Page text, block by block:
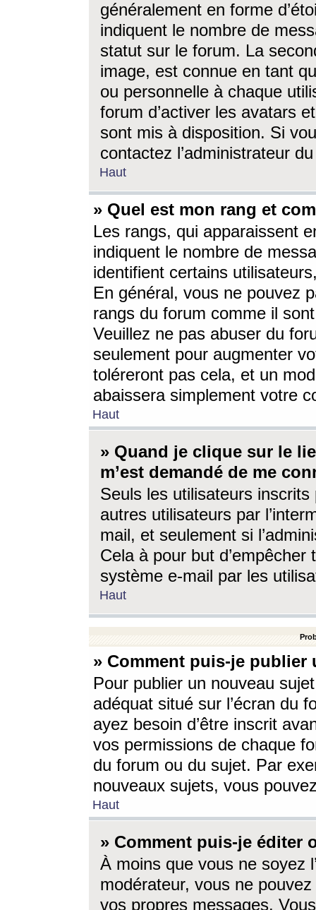
généralement en forme
indiquent le nombre de
statut sur le forum. La
image, est connue en tant
ou personnelle à chaque
forum d’activer les avatars
sont mis à disposition. Si
contactez l’administrateur
Haut
» Quel est mon rang et
Les rangs, qui apparaissent
indiquent le nombre de
identifient certains
En général, vous ne pouvez
rangs du forum comme il
Veuillez ne pas abuser du
seulement pour augmenter
toléreront pas cela, et un
abaissera simplement votre
Haut
» Quand je clique sur le
m’est demandé de me
Seuls les utilisateurs
autres utilisateurs par
mail, et seulement si
Cela à pour but
système e-mail par les
Haut
» Comment puis-je
Pour publier un nouveau
adéquat situé sur l’écran du
ayez besoin d’être inscrit
vos permissions de chaque
du forum ou du sujet. Par
nouveaux sujets, vous
Haut
» Comment puis-je éditer
À moins que vous ne soyez
modérateur, vous ne
vos propres messages.